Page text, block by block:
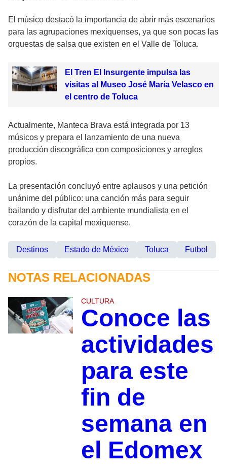
El músico destacó la importancia de abrir más escenarios
para las agrupaciones mexiquenses, ya que son pocas las
orquestas de salsa que existen en el Valle de Toluca.
El Tren El Insurgente impulsa las
visitas al Museo José María Velasco en
el centro de Toluca
Actualmente, Manteca Brava está integrada por 13
músicos y prepara el lanzamiento de una nueva
producción discográfica con composiciones y arreglos
propios.
La presentación concluyó entre aplausos y una petición
unánime del público: una canción más para seguir
bailando y disfrutar del ambiente mundialista en el
corazón de la capital mexiquense.
Destinos Estado de México Toluca Futbol
NOTAS RELACIONADAS
CULTURA
Conoce las
actividades
para este
fin de
semana en
el Edomex